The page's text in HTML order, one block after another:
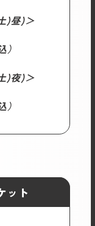
)昼)＞
)夜)＞
ット